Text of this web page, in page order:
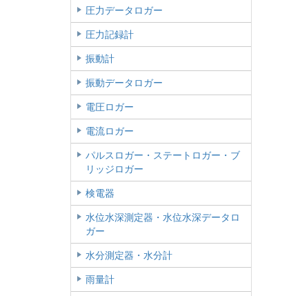
圧力データロガー
圧力記録計
振動計
振動データロガー
電圧ロガー
電流ロガー
パルスロガー・ステートロガー・ブ
リッジロガー
検電器
水位水深測定器・水位水深データロ
ガー
水分測定器・水分計
雨量計